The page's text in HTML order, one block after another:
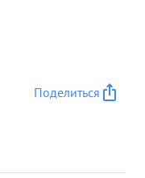
Поделиться